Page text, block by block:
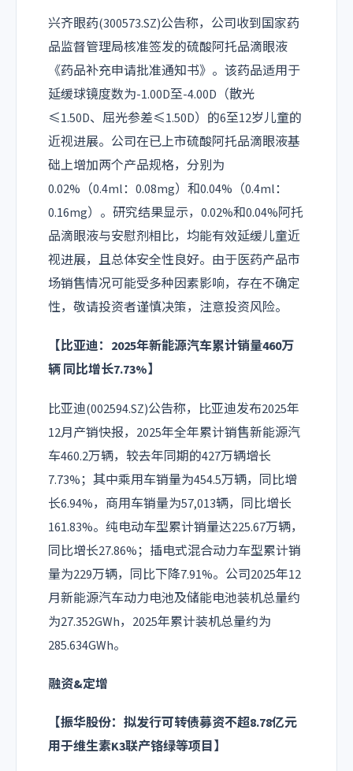
兴齐眼药(300573.SZ)公告称，公司收到国家药
品监督管理局核准签发的硫酸阿托品滴眼液
《药品补充申请批准通知书》。该药品适用于
延缓球镜度数为-1.00D至-4.00D（散光
≤1.50D、屈光参差≤1.50D）的6至12岁儿童的
近视进展。公司在已上市硫酸阿托品滴眼液基
础上增加两个产品规格，分别为
0.02%（0.4ml：0.08mg）和0.04%（0.4ml：
0.16mg）。研究结果显示，0.02%和0.04%阿托
品滴眼液与安慰剂相比，均能有效延缓儿童近
视进展，且总体安全性良好。由于医药产品市
场销售情况可能受多种因素影响，存在不确定
性，敬请投资者谨慎决策，注意投资风险。
【比亚迪：2025年新能源汽车累计销量460万
辆 同比增长7.73%】
比亚迪(002594.SZ)公告称，比亚迪发布2025年
12月产销快报，2025年全年累计销售新能源汽
车460.2万辆，较去年同期的427万辆增长
7.73%；其中乘用车销量为454.5万辆，同比增
长6.94%，商用车销量为57,013辆，同比增长
161.83%。纯电动车型累计销量达225.67万辆，
同比增长27.86%；插电式混合动力车型累计销
量为229万辆，同比下降7.91%。公司2025年12
月新能源汽车动力电池及储能电池装机总量约
为27.352GWh，2025年累计装机总量约为
285.634GWh。
融资&定增
【振华股份：拟发行可转债募资不超8.78亿元
用于维生素K3联产铬绿等项目】